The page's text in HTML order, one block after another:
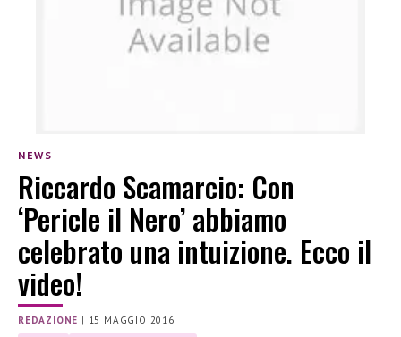
NEWS
Riccardo Scamarcio: Con
‘Pericle il Nero’ abbiamo
celebrato una intuizione. Ecco il
video!
REDAZIONE | 15 MAGGIO 2016